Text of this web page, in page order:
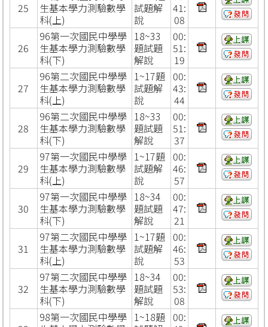
25
生基本學力測驗數學
科(上)
試題解
說
41:
08
26
96第一次國民中學學
生基本學力測驗數學
科(下)
18~33
題試題
解說
00:
51:
19
27
96第二次國民中學學
生基本學力測驗數學
科(上)
1~17題
試題解
說
00:
43:
44
28
96第二次國民中學學
生基本學力測驗數學
科(下)
18~33
題試題
解說
00:
51:
37
29
97第一次國民中學學
生基本學力測驗數學
科(上)
1~17題
試題解
說
00:
46:
57
30
97第一次國民中學學
生基本學力測驗數學
科(下)
18~34
題試題
解說
00:
47:
21
31
97第二次國民中學學
生基本學力測驗數學
科(上)
1~17題
試題解
說
00:
46:
53
32
97第二次國民中學學
生基本學力測驗數學
科(下)
18~34
題試題
解說
00:
53:
08
98第一次國民中學學 1~18題 00: